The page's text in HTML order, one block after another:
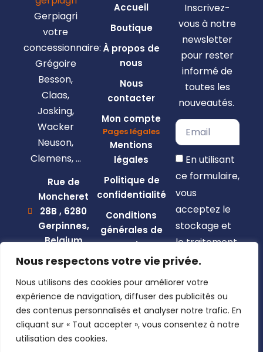
Nous respectons votre vie privée.
Nous utilisons des cookies pour améliorer votre
expérience de navigation, diffuser des publicités ou
des contenus personnalisés et analyser notre trafic. En
cliquant sur « Tout accepter », vous consentez à notre
utilisation des cookies.
Gerpiagri
votre
concessionnaire:
Grégoire
Besson,
Claas,
Josking,
Wacker
Neuson,
Clemens, …
Rue de
Moncheret
28B , 6280
Gerpinnes,
Belgium
+32 492
marcellin@gerpiagri.be
BE
0793.946.582
Accueil
Boutique
À propos de
nous
Nous
contacter
Mon compte
Pages légales
Mentions
légales
Politique de
confidentialité
Conditions
générales de
vente
Inscrivez-
vous à notre
newsletter
pour rester
informé de
toutes les
nouveautés.
En utilisant
ce formulaire,
vous
acceptez le
stockage et
le traitement
de vos
ce site web.
S'inscrire